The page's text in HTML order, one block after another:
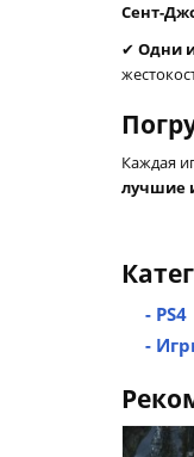
Сент-
✔ Одни
Каждая
лучшие
- PS4
-